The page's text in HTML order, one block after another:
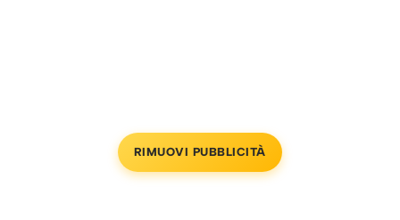
RIMUOVI PUBBLICITÀ